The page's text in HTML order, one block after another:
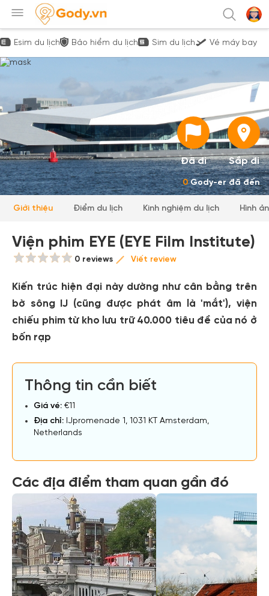
Esim du lịch Bảo hiểm du lịch Sim du lịch Vé máy bay
Đã đi Sắp đi
0Gody-er đã đến
Giới thiệu Điểm du lịch Kinh nghiệm du lịch Hình
Viện phim EYE (EYE Film Institute)
0 reviews Viết review
Kiến trúc hiện đại này dường như cân bằng trên
bờ sông IJ (cũng được phát âm là 'mắt'), viện
chiếu phim từ kho lưu trữ 40.000 tiêu đề của nó ở
bốn rạp
Thông tin cần biết
Giá vé: €11
Địa chỉ: IJpromenade 1, 1031 KT Amsterdam,
Netherlands
Các địa điểm tham quan gần đó